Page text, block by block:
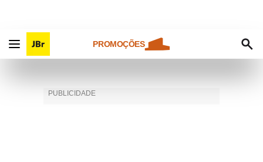
PROMOÇÕES